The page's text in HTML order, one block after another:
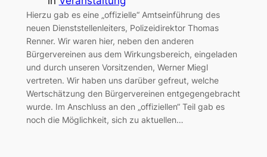
Hierzu gab es eine „offizielle“ Amtseinführung des
neuen Dienststellenleiters, Polizeidirektor Thomas
Renner. Wir waren hier, neben den anderen
Bürgervereinen aus dem Wirkungsbereich, eingeladen
und durch unseren Vorsitzenden, Werner Miegl
vertreten. Wir haben uns darüber gefreut, welche
Wertschätzung den Bürgervereinen entgegengebracht
wurde. Im Anschluss an den „offiziellen“ Teil gab es
noch die Möglichkeit, sich zu aktuellen…